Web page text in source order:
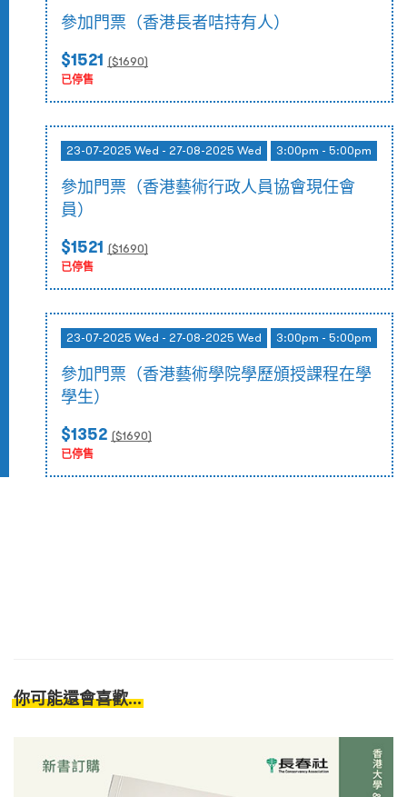
參加門票（香港長者咭持有人）
$1521 ($1690)
已停售
23-07-2025 Wed - 27-08-2025 Wed 3:00pm - 5:00pm
參加門票（香港藝術行政人員協會現任會
員）
$1521 ($1690)
已停售
23-07-2025 Wed - 27-08-2025 Wed 3:00pm - 5:00pm
參加門票（香港藝術學院學歷頒授課程在學
學生）
$1352 ($1690)
已停售
你可能還會喜歡...